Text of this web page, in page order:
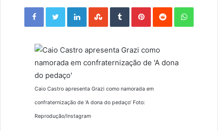
Facebook Twitter LinkedIn StumbleUpon Tumblr Pinterest Reddit
Caio Castro apresenta Grazi como namorada em
confraternização de ‘A dona do pedaço’ Foto:
Reprodução/Instagram